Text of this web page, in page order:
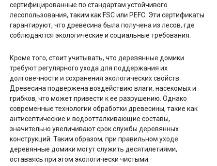
сертифицированные по стандартам устойчивого
лесопользования, таким как FSC или PEFC. Эти сертификаты
гарантируют, что древесина была получена из лесов, где
соблюдаются экологические и социальные требования.
Кроме того, стоит учитывать, что деревянные домики
требуют регулярного ухода для поддержания их
долговечности и сохранения экологических свойств.
Древесина подвержена воздействию влаги, насекомых и
грибков, что может привести к ее разрушению. Однако
современные технологии обработки древесины, такие как
антисептические и водоотталкивающие составы,
значительно увеличивают срок службы деревянных
конструкций. Таким образом, при правильном уходе
деревянные домики могут служить десятилетиями,
оставаясь при этом экологически чистыми.